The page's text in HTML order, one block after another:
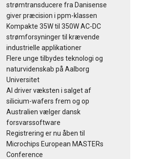
strømtransducere fra Danisense
giver præcision i ppm-klassen
Kompakte 35W til 350W AC-DC
strømforsyninger til krævende
industrielle applikationer
Flere unge tilbydes teknologi og
naturvidenskab på Aalborg
Universitet
AI driver væksten i salget af
silicium-wafers frem og op
Australien vælger dansk
forsvarssoftware
Registrering er nu åben til
Microchips European MASTERs
Conference